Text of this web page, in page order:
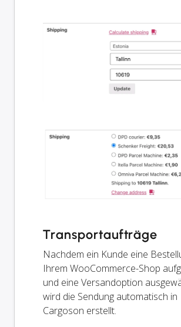
Transportaufträge
Nachdem ein Kunde eine
Ihrem WooCommerce-Shop
und eine Versandoption
wird die Sendung automatisch in
Cargoson erstellt.